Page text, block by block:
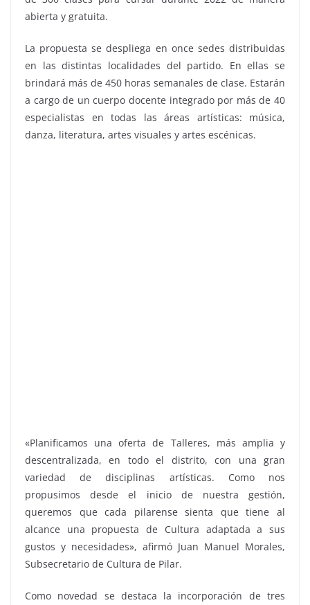
abierta y gratuita.
La propuesta se despliega en once sedes distribuidas
en las distintas localidades del partido. En ellas se
brindará más de 450 horas semanales de clase. Estarán
a cargo de un cuerpo docente integrado por más de 40
especialistas en todas las áreas artísticas: música,
danza, literatura, artes visuales y artes escénicas.
«Planificamos una oferta de Talleres, más amplia y
descentralizada, en todo el distrito, con una gran
variedad de disciplinas artísticas. Como nos
propusimos desde el inicio de nuestra gestión,
queremos que cada pilarense sienta que tiene al
alcance una propuesta de Cultura adaptada a sus
gustos y necesidades», afirmó Juan Manuel Morales,
Subsecretario de Cultura de Pilar.
Como novedad se destaca la incorporación de tres